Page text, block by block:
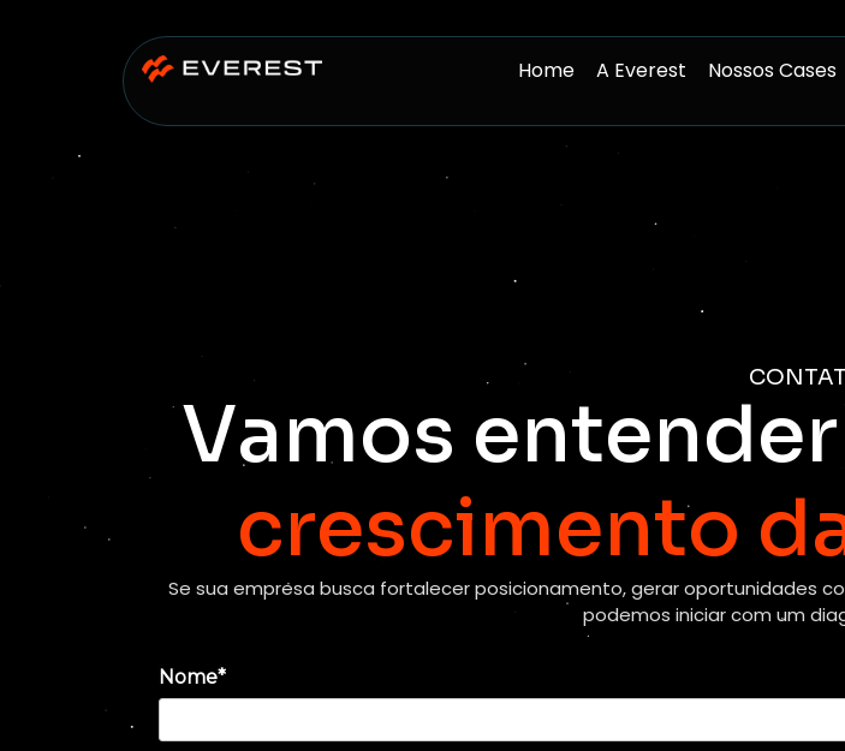
Home A Everest Nossos Cases
Vamos
crescimento
Se sua empresa busca fortalecer posicionamento, gerar oportunidades
podemos iniciar com um
Nome*